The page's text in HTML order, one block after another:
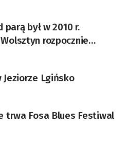
był w 2010 r.
rozpocznie
Tr5-65
Lgińsko
trwa Fosa Blues Festiwal